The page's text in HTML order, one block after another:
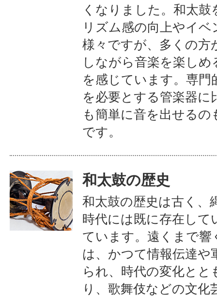
くなりました。和太鼓
リズム感の向上やイ
様々ですが、多くの方
しながら音楽を楽しめ
を感じています。専門
を必要とする管楽器に
も簡単に音を出せるの
です。
和太鼓の歴史
和太鼓の歴史は古く、
時代には既に存在して
ています。遠くまで響
は、かつて情報伝達や
られ、時代の変化とと
り、歌舞伎などの文化